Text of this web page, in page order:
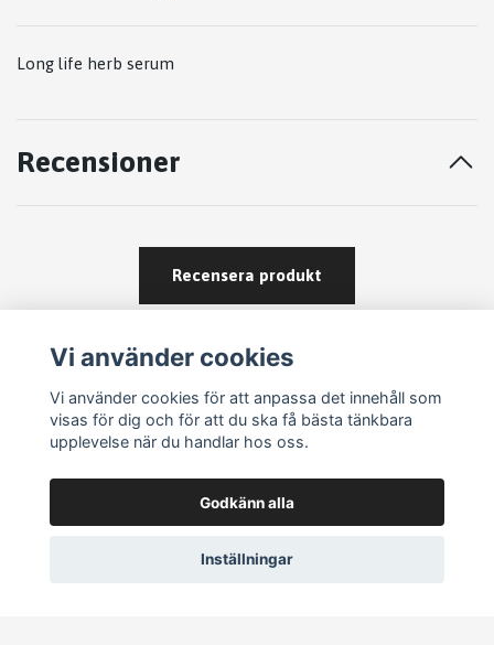
Long life herb serum
Recensioner
Recensera produkt
Om köp och returer
Vi använder cookies
Vi använder cookies för att anpassa det innehåll som
visas för dig och för att du ska få bästa tänkbara
upplevelse när du handlar hos oss.
Godkänn alla
Inställningar